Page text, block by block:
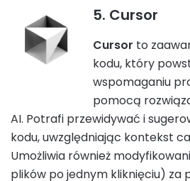
5. Cursor
Cursor to
kodu, który
wspomaganiu
pomocą
AI. Potrafi przewidywać i
kodu, uwzględniając kontekst
Umożliwia również
plików po jednym kliknięciu) za